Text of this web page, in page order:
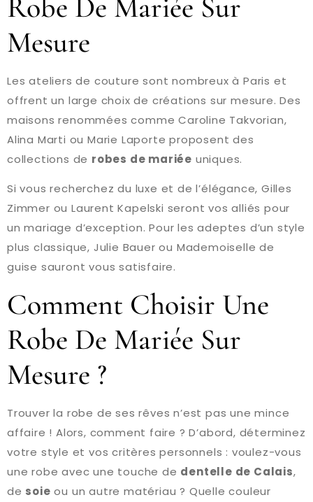
Robe De Mariée Sur
Mesure
Les ateliers de couture sont nombreux à Paris et
offrent un large choix de créations sur mesure. Des
maisons renommées comme Caroline Takvorian,
Alina Marti ou Marie Laporte proposent des
collections de robes de mariée uniques.
Si vous recherchez du luxe et de l’élégance, Gilles
Zimmer ou Laurent Kapelski seront vos alliés pour
un mariage d’exception. Pour les adeptes d’un style
plus classique, Julie Bauer ou Mademoiselle de
guise sauront vous satisfaire.
Comment Choisir Une
Robe De Mariée Sur
Mesure ?
Trouver la robe de ses rêves n’est pas une mince
affaire ! Alors, comment faire ? D’abord, déterminez
votre style et vos critères personnels : voulez-vous
une robe avec une touche de dentelle de Calais,
de soie ou un autre matériau ? Quelle couleur